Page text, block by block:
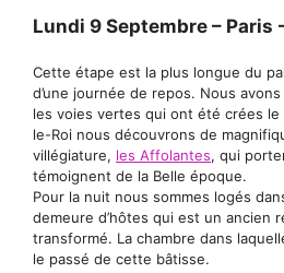
Lundi 9 Septembre – Paris
Cette étape est la plus longue du
d’une journée de repos. Nous
les voies vertes qui ont été crées le
le-Roi nous découvrons de
villégiature, les Affolantes, qui
témoignent de la Belle époque.
Pour la nuit nous sommes logés
demeure d’hôtes qui est un ancien
transformé. La chambre dans
le passé de cette bâtisse.